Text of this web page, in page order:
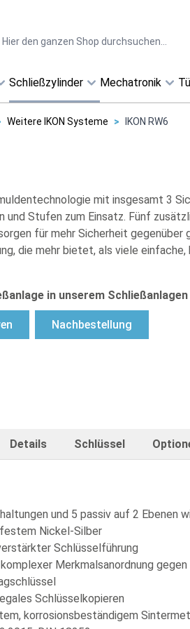
Schließzylinder Mechatronik
Weitere IKON Systeme > IKON RW6
mit insgesamt 3
und Stufen zum Einsatz. Fünf
für mehr Sicherheit gegenüber
die mehr bietet, als viele
in unserem
Nachbestellung
Details Schlüssel
und 5 passiv auf 2 Ebenen
Nickel-Silber
Schlüsselführung
Merkmalsanordnung
Schlüsselkopieren
korrosionsbeständigem